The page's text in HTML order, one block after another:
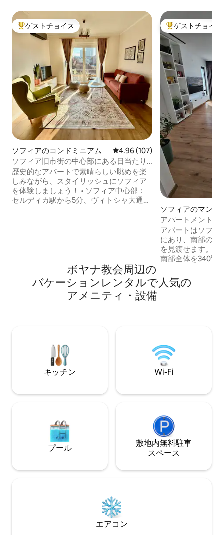
大好評のゲストチョイスです。
ゲストチョイス
ソフィアのコンドミニアム レビュー107件、5つ星中4.96つ
4.96 (107)
ソフィア旧市街の中心部にある日当たり
の良いアパート
歴史的なアパートで素晴らしい眺めを楽
しみながら、スタイリッシュにソフィア
を体験しましょう！ • ソフィア中心部：
セルディカ駅から5分、ヴィトシャ大通り
ートは、街を探索するための拠点となり
ます。 ヴィトシャ大通りや古代セルディ
カなどの名所から数分です。
大好評のゲスト
ゲストチョイス
ソフィアのマンシ
ート
アパートメント「
イズ＆サンセット
アパートはソフィ
にあり、南部の公
を見渡せます。
南部全体を340°
うな日の出と夕
す。 アパートメ
機関、レストラン
ーケットの近くに
ボヤナ教会⁠周⁠辺⁠の
バ⁠ケ⁠ー⁠シ⁠ョ⁠ン⁠レ⁠ン⁠タ⁠ル⁠で人⁠気⁠の
ア⁠メ⁠ニ⁠テ⁠ィ⁠・⁠設⁠備
キッチン Wi-Fi
プール
敷地内無料駐⁠車
ス⁠ペ⁠ー⁠ス
エアコン